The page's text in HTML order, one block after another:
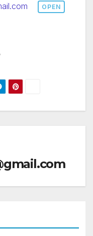
OPEN